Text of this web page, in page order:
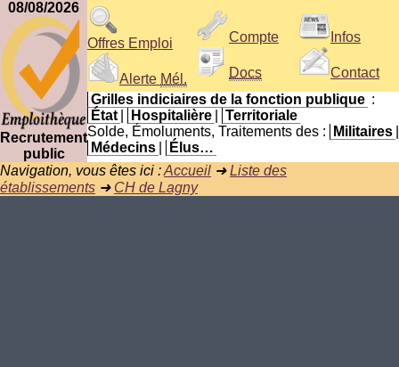
08/08/2026
Recrutement
public
Offres Emploi
Alerte Mél.
Compte
Docs
Infos
Contact
Grilles indiciaires de la fonction publique :
État
Hospitalière
Territoriale
Solde, Émoluments, Traitements des :
Militaires
Médecins
Élus…
Navigation, vous êtes ici :Accueil ➜Liste des
établissements ➜ CH de Lagny